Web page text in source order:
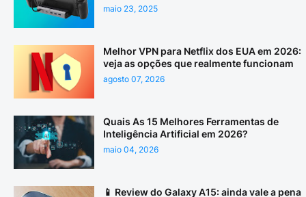
maio 23, 2025
Melhor VPN para Netflix dos EUA em 2026:
veja as opções que realmente funcionam
agosto 07, 2026
Quais As 15 Melhores Ferramentas de
Inteligência Artificial em 2026?
maio 04, 2026
📱 Review do Galaxy A15: ainda vale a pena